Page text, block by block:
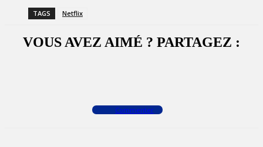
TAGS Netflix
VOUS AVEZ AIMÉ ? PARTAGEZ :
Commenter